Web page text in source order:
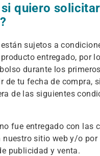
si quiero
sujetos a
entregado, por
durante los
de tu fecha de compra,
de las siguientes
fue entregado con las
nuestro sitio web y/o por
publicidad y venta.